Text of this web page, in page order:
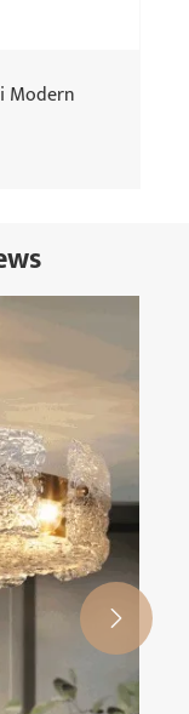
Modern
Pilihan
